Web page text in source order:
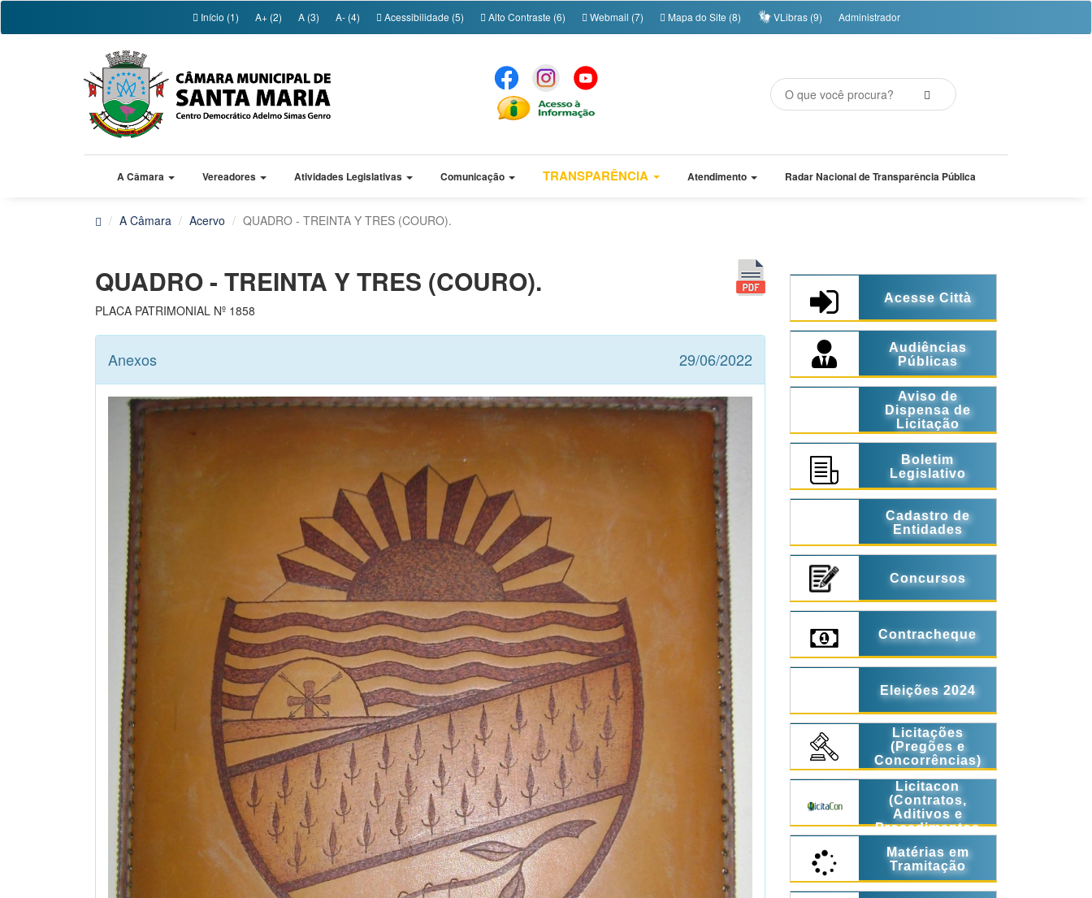
Início (1) A+ (2) A (3) A- (4) Acessibilidade (5) Alto Contraste (6) Webmail (7) Mapa do Site (8) VLibras (9) Administrador
A Câmara Vereadores Atividades Legislativas Comunicação TRANSPARÊNCIA Atendimento Radar Nacional de Transparência Pública
A Câmara Acervo QUADRO - TREINTA Y TRES (COURO).
QUADRO - TREINTA Y TRES (COURO).
PLACA PATRIMONIAL Nº 1858
Anexos 29/06/2022
Acesse Città
Audiências
Públicas
Aviso de
Dispensa de
Licitação
Boletim
Legislativo
Cadastro de
Entidades
Concursos
Contracheque
Eleições 2024
Licitações
(Pregões e
Concorrências)
Licitacon
(Contratos,
Aditivos e
Procedimentos
Matérias em
Tramitação